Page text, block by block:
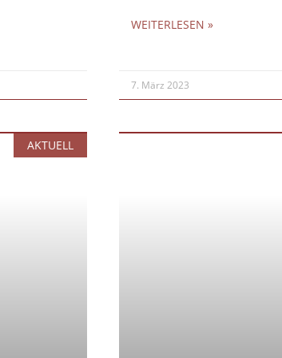
WEITERLESEN »
7. März 2023
AKTUELL